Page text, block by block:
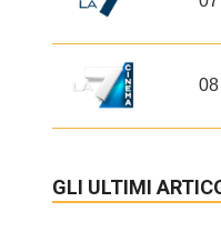
GLI ULTIMI